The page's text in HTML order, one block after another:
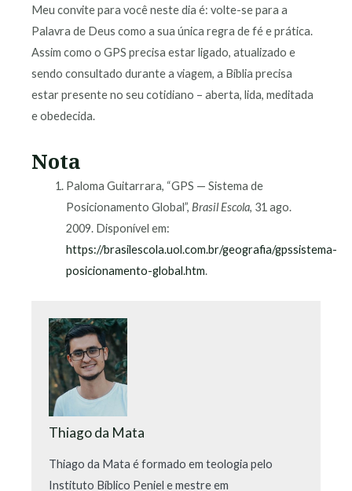
Meu convite para você neste dia é: volte-se para a
Palavra de Deus como a sua única regra de fé e prática.
Assim como o GPS precisa estar ligado, atualizado e
sendo consultado durante a viagem, a Bíblia precisa
estar presente no seu cotidiano – aberta, lida, meditada
e obedecida.
Nota
Paloma Guitarrara, “GPS — Sistema de
Posicionamento Global”, Brasil Escola, 31 ago.
2009. Disponível em:
https://brasilescola.uol.com.br/geografia/gpssistema-
posicionamento-global.htm.
Thiago da Mata
Thiago da Mata é formado em teologia pelo
Instituto Bíblico Peniel e mestre em